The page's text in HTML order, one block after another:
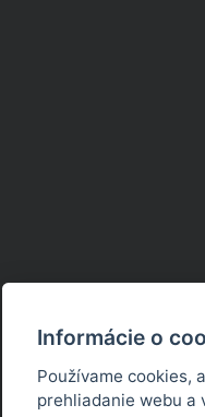
Informácie o
Používame cookies,
prehliadanie webu a